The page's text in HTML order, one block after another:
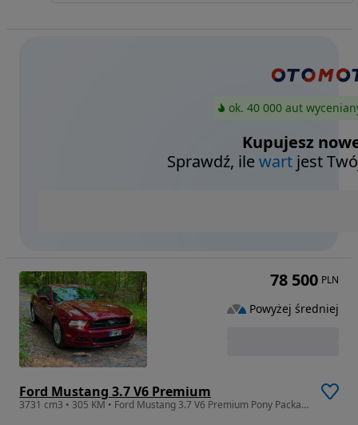
ok. 40 000 aut
Kupujesz
Sprawdź, ilewart jest
Ford Mustang 3.7 V6 Premium
3731 cm3 • 305 KM • Ford Mustang 3.7 V6 Premium Pony Package 73 000 km Red Candy Zadbany
78 500 PLN
Powyżej średniej